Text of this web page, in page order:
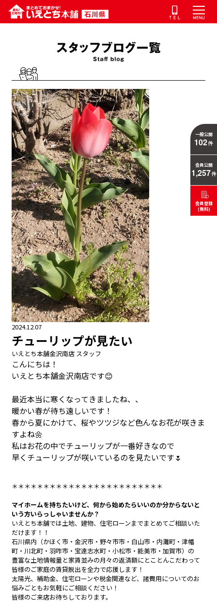
2024.12.07
チューリップが見たい
いえとち本舗金沢南店 スタッフ
こんにちは！
いえとち本舗金沢南店です😊
最近本当に寒くなってきましたね、、
暖かい春が待ち遠しいです！
春から夏にかけて、桜やツツジなど色んなお花が咲きま
すよね🌼
私はお花の中でチューリップが一番好きなので
早くチューリップが咲いているのを見たいです🌷
＊＊＊＊＊＊＊＊＊＊＊＊＊＊＊＊＊＊＊＊＊＊＊＊
マイホームを持ちたいけど、何から始めたらいいのか分からないと
いう方いらっしゃいませんか？
いえとち本舗では土地、建物、住宅ローンまでまとめてご相談いた
だけます！！
石川県内（かほく市・金沢市・野々市市・白山市・内灘町・津幡
町・川北町・羽咋市・宝達志水町・小松市・能美市・加賀市）の
豊富な土地情報量と家賃並みの月々の返済額にとことんこだわって
皆様のご家庭の賃貸脱出を全力で応援します！
太陽光、補助金、住宅ローンや税金関連など、諸費用についてのお
悩みごともお気軽にご相談ください！
皆様のご来店お待ちしております。
一般公開
102件
会員公開
1,257件
会員登録
(無料)